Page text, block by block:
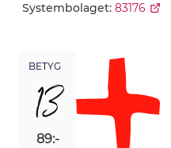
Systembolaget: 83176
BETYG
13
89:-